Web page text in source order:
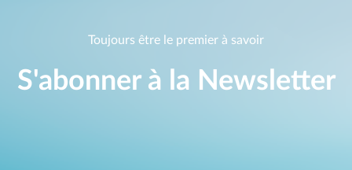
Toujours être le premier à savoir
S'abonner à la Newsletter